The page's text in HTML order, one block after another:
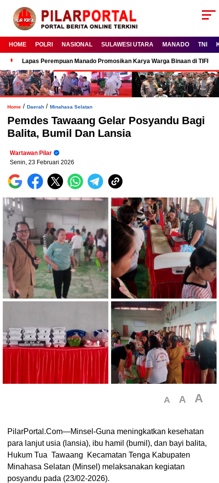
HOME POLRI NASIONAL SULAWESI UTARA MANADO TNI
Lapas Perempuan Manado Promosikan Karya Warga Binaan di TIFF
Home / Daerah / Minahasa Selatan
Pemdes Tawaang Gelar Posyandu Bagi
Balita, Bumil Dan Lansia
Wartawan Pilar
Senin, 23 Februari 2026
A A A
PilarPortal.Com—Minsel-Guna meningkatkan kesehatan
para lanjut usia (lansia), ibu hamil (bumil), dan bayi balita,
Hukum Tua Tawaang Kecamatan Tenga Kabupaten
Minahasa Selatan (Minsel) melaksanakan kegiatan
posyandu pada (23/02-2026).